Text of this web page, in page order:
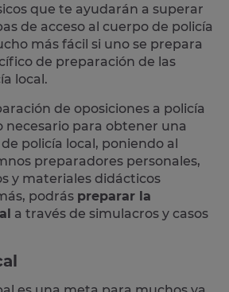
que te ayudarán a superar
de acceso al cuerpo de policía
más fácil si uno se prepara
de preparación de las
local.
de oposiciones a policía
necesario para obtener una
policía local, poniendo al
preparadores personales,
y materiales didácticos
podrás preparar la
a través de simulacros y casos